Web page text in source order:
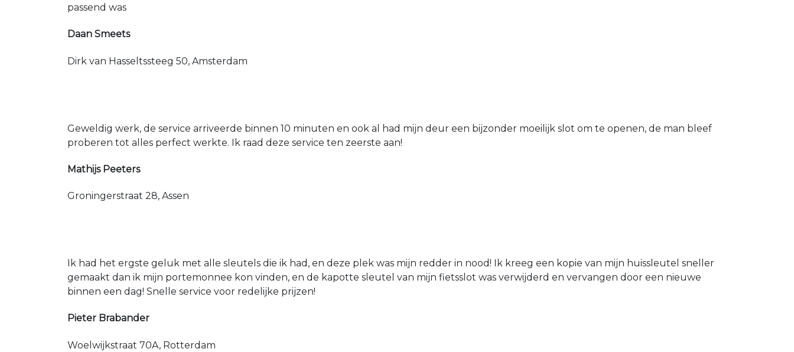
passend was
Daan Smeets
Dirk van Hasseltssteeg 50, Amsterdam
Geweldig werk, de service arriveerde binnen 10 minuten en ook al had mijn deur een bijzonder moeilijk slot om te openen, de man bleef
proberen tot alles perfect werkte. Ik raad deze service ten zeerste aan!
Mathijs Peeters
Groningerstraat 28, Assen
Ik had het ergste geluk met alle sleutels die ik had, en deze plek was mijn redder in nood! Ik kreeg een kopie van mijn huissleutel sneller
gemaakt dan ik mijn portemonnee kon vinden, en de kapotte sleutel van mijn fietsslot was verwijderd en vervangen door een nieuwe
binnen een dag! Snelle service voor redelijke prijzen!
Pieter Brabander
Woelwijkstraat 70A, Rotterdam